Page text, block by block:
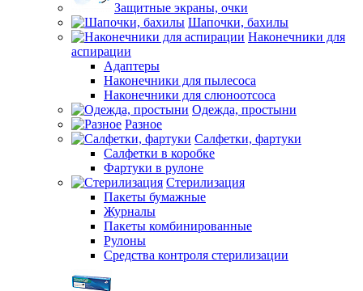
Защитные экраны, очки
Шапочки, бахилы
Наконечники для
аспирации
Адаптеры
Наконечники для пылесоса
Наконечники для слюноотсоса
Одежда, простыни
Разное
Салфетки, фартуки
Салфетки в коробке
Фартуки в рулоне
Стерилизация
Пакеты бумажные
Журналы
Пакеты комбинированные
Рулоны
Средства контроля стерилизации